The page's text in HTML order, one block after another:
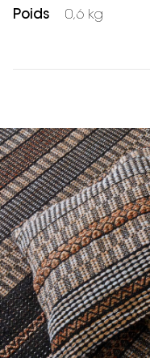
Poids 0,6 kg